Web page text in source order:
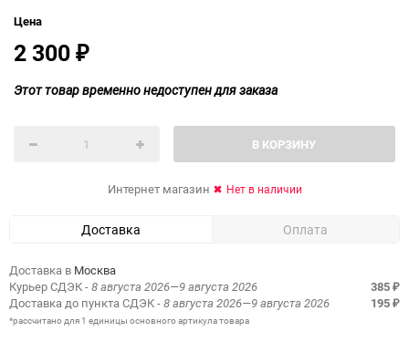
Цена
2 300 ₽
Этот товар временно недоступен для заказа
В КОРЗИНУ
Интернет магазин Нет в наличии
Доставка Оплата
Доставка в Москва
Курьер СДЭК- 8 августа 2026—9 августа 2026 385 ₽
Доставка до пункта СДЭК- 8 августа 2026—9 августа 2026 195 ₽
*рассчитано для 1 единицы основного артикула товара